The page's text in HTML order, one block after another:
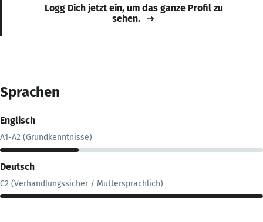
Logg Dich jetzt ein, um das ganze Profil zu
sehen.
Sprachen
Englisch
A1-A2 (Grundkenntnisse)
Deutsch
C2 (Verhandlungssicher / Muttersprachlich)